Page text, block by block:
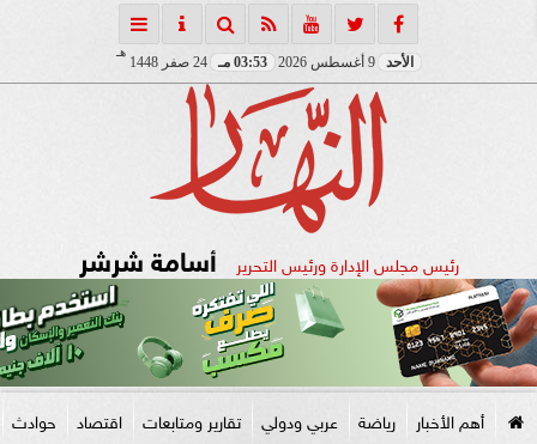
الأحد 03:53 مـ 24 صفر 1448
هـ
رئيس مجلس الإدارة ورئيس التحرير أسامة شرشر
أهم الأخبار رياضة عربي ودولي تقارير ومتابعات اقتصاد حوادث